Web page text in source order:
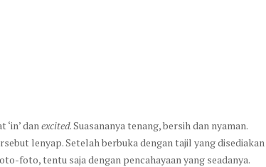
danexcited. Suasananya tenang, bersih dan nyaman.
lenyap. Setelah berbuka dengan tajil yang disediakan
foto, tentu saja dengan pencahayaan yang seadanya.